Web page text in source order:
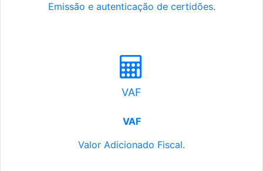
Emissão e autenticação de certidões.
VAF
VAF
Valor Adicionado Fiscal.